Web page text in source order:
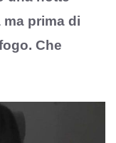
prima di
Che